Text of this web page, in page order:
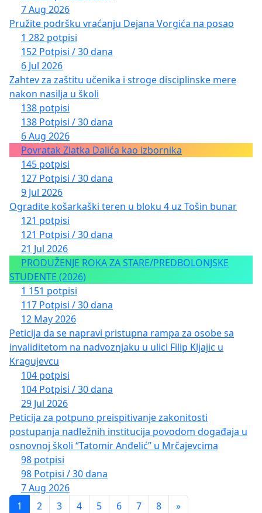
7 Aug 2026
Pružite podršku vraćanju Dejana Vorgića na posao
1 282 potpisi
152 Potpisi / 30 dana
6 Jul 2026
Zahtev za zaštitu učenika i stroge disciplinske mere
nakon nasilja u školi
138 potpisi
138 Potpisi / 30 dana
6 Aug 2026
Povratak Zlatka Dalića kao izbornika
145 potpisi
127 Potpisi / 30 dana
9 Jul 2026
Ogradite košarkaški teren u bloku 4 uz Tošin bunar
121 potpisi
121 Potpisi / 30 dana
21 Jul 2026
PRODUŽENJE ROKA ZA STARE/PREDBOLONJSKE
STUDENTE (2026)
1 151 potpisi
117 Potpisi / 30 dana
12 May 2026
Peticija da se napravi pristupna rampa za osobe sa
invaliditetom na nadvoznjaku u ulici Filip Kljajic u
Kragujevcu
104 potpisi
104 Potpisi / 30 dana
29 Jul 2026
Peticija za potpuno preispitivanje zakonitosti
postupanja nadležnih institucija povodom događaja u
osnovnoj školi “Tatomir Anđelić” u Mrčajevcima
98 potpisi
98 Potpisi / 30 dana
7 Aug 2026
1
2 3 4 5 6 7 8 »